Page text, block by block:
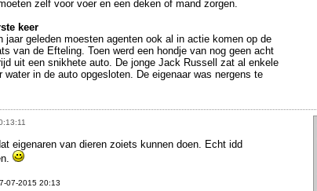
zelf voor voer en een deken of mand zorgen.
keer
jaar geleden moesten agenten ook al in actie komen op de
van de Efteling. Toen werd een hondje van nog geen acht
uit een snikhete auto. De jonge Jack Russell zat al enkele
water in de auto opgesloten. De eigenaar was nergens te
eigenaren van dieren zoiets kunnen doen. Echt idd
07-2015 20:13